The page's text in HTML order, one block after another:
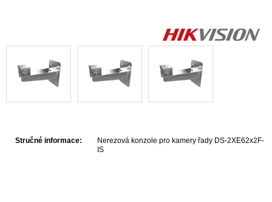
Stručné informace:
Nerezová konzole pro kamery řady DS-2XE62x2F-
IS